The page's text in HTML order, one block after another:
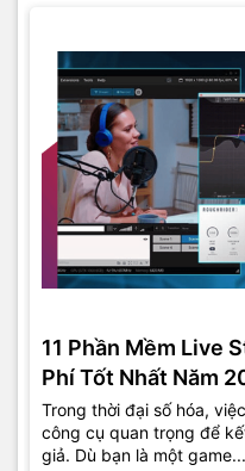
11 Phần Mềm Live
Phí Tốt Nhất Năm
Trong thời đại số hóa,
công cụ quan trọng để
giả. Dù bạn là một game...